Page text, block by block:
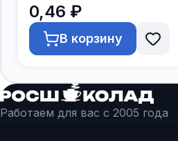
0,46 ₽
В корзину
Работаем для вас с 2005 года